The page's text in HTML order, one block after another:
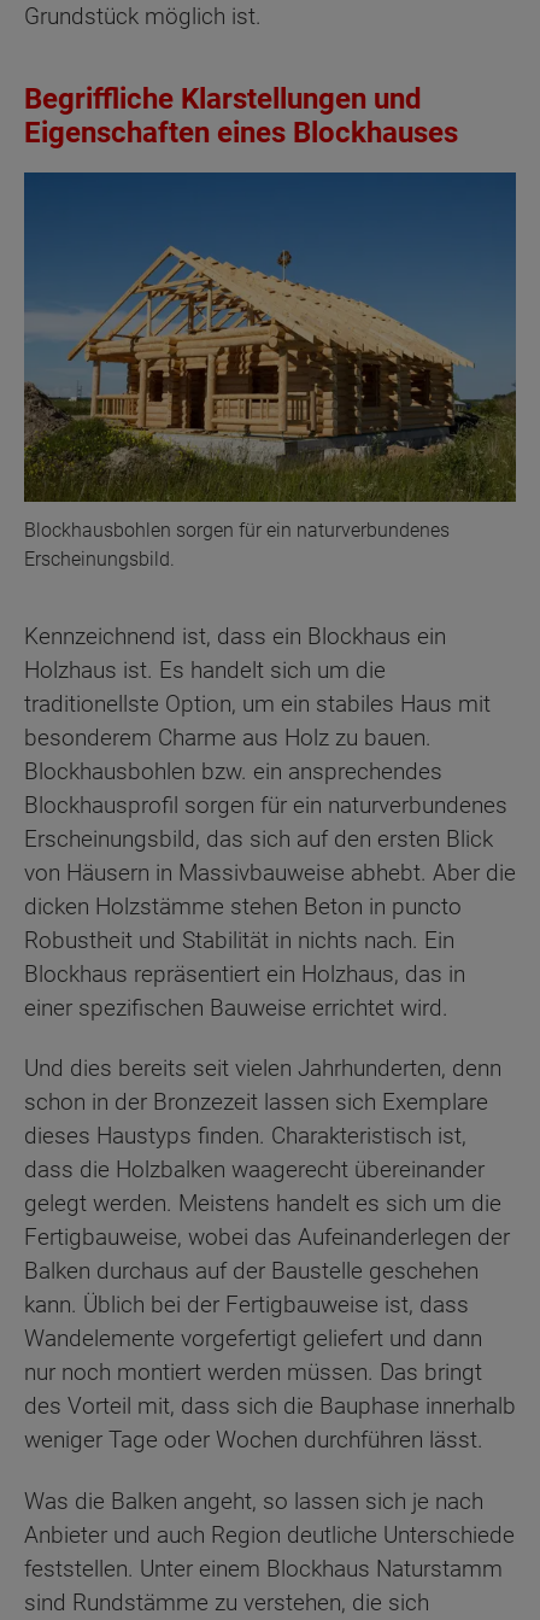
Grundstück möglich ist.
Begriffliche Klarstellungen und
Eigenschaften eines Blockhauses
Blockhausbohlen sorgen für ein naturverbundenes
Erscheinungsbild.
Kennzeichnend ist, dass ein Blockhaus ein
Holzhaus ist. Es handelt sich um die
traditionellste Option, um ein stabiles Haus mit
besonderem Charme aus Holz zu bauen.
Blockhausbohlen bzw. ein ansprechendes
Blockhausprofil sorgen für ein naturverbundenes
Erscheinungsbild, das sich auf den ersten Blick
von Häusern in Massivbauweise abhebt. Aber die
dicken Holzstämme stehen Beton in puncto
Robustheit und Stabilität in nichts nach. Ein
Blockhaus repräsentiert ein Holzhaus, das in
einer spezifischen Bauweise errichtet wird.
Und dies bereits seit vielen Jahrhunderten, denn
schon in der Bronzezeit lassen sich Exemplare
dieses Haustyps finden. Charakteristisch ist,
dass die Holzbalken waagerecht übereinander
gelegt werden. Meistens handelt es sich um die
Fertigbauweise, wobei das Aufeinanderlegen der
Balken durchaus auf der Baustelle geschehen
kann. Üblich bei der Fertigbauweise ist, dass
Wandelemente vorgefertigt geliefert und dann
nur noch montiert werden müssen. Das bringt
des Vorteil mit, dass sich die Bauphase innerhalb
weniger Tage oder Wochen durchführen lässt.
Was die Balken angeht, so lassen sich je nach
Anbieter und auch Region deutliche Unterschiede
feststellen. Unter einem Blockhaus Naturstamm
sind Rundstämme zu verstehen, die sich